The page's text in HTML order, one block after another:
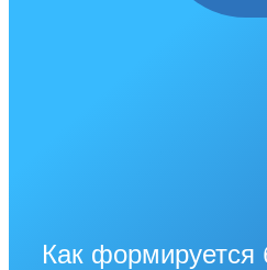
Как формируется